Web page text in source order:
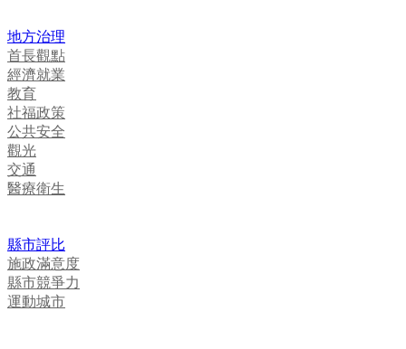
地方治理
首長觀點
經濟就業
教育
社福政策
公共安全
觀光
交通
醫療衛生
縣市評比
施政滿意度
縣市競爭力
運動城市